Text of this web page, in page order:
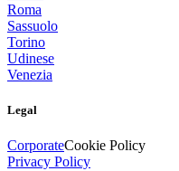
Roma
Sassuolo
Torino
Udinese
Venezia
Legal
CorporateCookie Policy
Privacy Policy